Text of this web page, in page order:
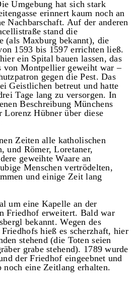
Umgebung hat sich stark
erinnert kaum noch an
Nachbarschaft. Auf der anderen
stand die
(als Maxburg bekannt), die
1593 bis 1597 errichten ließ.
ein Spital bauen lassen, das
von Montpellier geweiht war –
gegen die Pest. Das
Geistlichen betreut und hatte
Tage lang zu versorgen. In
Beschreibung Münchens
Lorenz Hübner über diese
Zeiten alle katholischen
und Römer, Loretaner,
geweihte Waare an
Menschen vertrödelten,
und einige Zeit lang
um eine Kapelle an der
Friedhof erweitert. Bald war
bekannt. Wegen des
Friedhofs hieß es scherzhaft, hier
stehend (die Toten seien
grabe stehend). 1789 wurde
der Friedhof eingeebnet und
eine Zeitlang erhalten.